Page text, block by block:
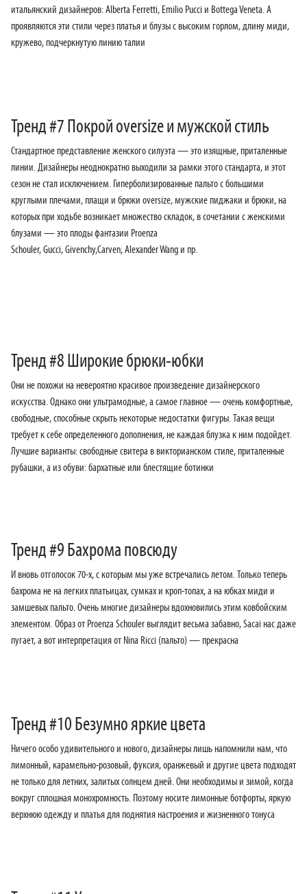
итальянский дизайнеров: Alberta Ferretti, Emilio Pucci и Bottega Veneta. А
проявляются эти стили через платья и блузы с высоким горлом, длину миди,
кружево, подчеркнутую линию талии
Тренд #7 Покрой oversize и мужской стиль
Стандартное представление женского силуэта — это изящные, приталенные
линии. Дизайнеры неоднократно выходили за рамки этого стандарта, и этот
сезон не стал исключением. Гиперболизированные пальто с большими
круглыми плечами, плащи и брюки oversize, мужские пиджаки и брюки, на
которых при ходьбе возникает множество складок, в сочетании с женскими
блузами — это плоды фантазии Proenza
Schouler, Gucci, Givenchy,Carven, Alexander Wang и пр.
Тренд #8 Широкие брюки-юбки
Они не похожи на невероятно красивое произведение дизайнерского
искусства. Однако они ультрамодные, а самое главное — очень комфортные,
свободные, способные скрыть некоторые недостатки фигуры. Такая вещи
требует к себе определенного дополнения, не каждая блузка к ним подойдет.
Лучшие варианты: свободные свитера в викторианском стиле, приталенные
рубашки, а из обуви: бархатные или блестящие ботинки
Тренд #9 Бахрома повсюду
И вновь отголосок 70-х, с которым мы уже встречались летом. Только теперь
бахрома не на легких платьицах, сумках и кроп-топах, а на юбках миди и
замшевых пальто. Очень многие дизайнеры вдохновились этим ковбойским
элементом. Образ от Proenza Schouler выглядит весьма забавно, Sacai нас даже
пугает, а вот интерпретация от Nina Ricci (пальто) — прекрасна
Тренд #10 Безумно яркие цвета
Ничего особо удивительного и нового, дизайнеры лишь напомнили нам, что
лимонный, карамельно-розовый, фуксия, оранжевый и другие цвета подходят
не только для летних, залитых солнцем дней. Они необходимы и зимой, когда
вокруг сплошная монохромность. Поэтому носите лимонные ботфорты, яркую
верхнюю одежду и платья для поднятия настроения и жизненного тонуса